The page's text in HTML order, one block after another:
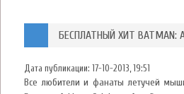
БЕСПЛАТНЫЙ ХИТ BATMAN:
Дата публикации: 17-10-2013, 19:51
Все любители и фанаты летучей